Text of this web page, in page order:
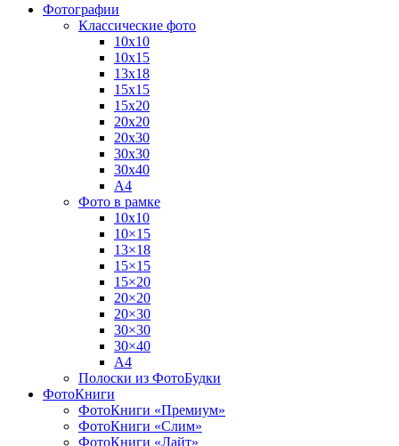
Фотографии
Классические фото
10х10
10х15
13х18
15х15
15х20
20х20
20х30
30х30
30х40
А4
Фото в рамке
10х10
10×15
13×18
15×15
15×20
20×20
20×30
30×30
30×40
A4
Полоски из ФотоБудки
ФотоКниги
ФотоКниги «Премиум»
ФотоКниги «Слим»
ФотоКниги «Лайт»